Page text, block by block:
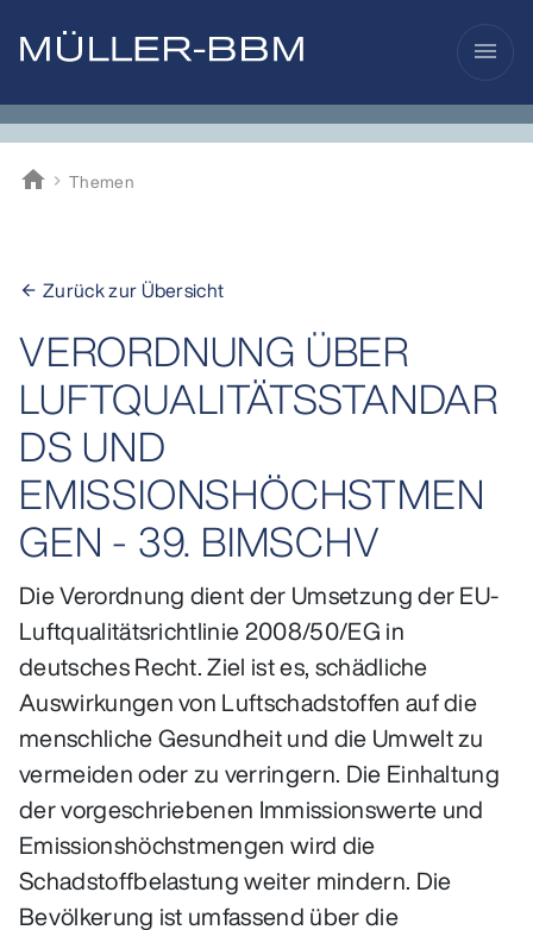
menu
home
Müller-BBM
Themen
arrow_back Zurück zur Übersicht
VERORDNUNG ÜBER
LUFTQUALITÄTSSTANDAR
DS UND
EMISSIONSHÖCHSTMEN
GEN - 39. BIMSCHV
Die Verordnung dient der Umsetzung der EU-
Luftqualitätsrichtlinie 2008/50/EG in
deutsches Recht. Ziel ist es, schädliche
Auswirkungen von Luftschadstoffen auf die
menschliche Gesundheit und die Umwelt zu
vermeiden oder zu verringern. Die Einhaltung
der vorgeschriebenen Immissionswerte und
Emissionshöchstmengen wird die
Schadstoffbelastung weiter mindern. Die
Bevölkerung ist umfassend über die